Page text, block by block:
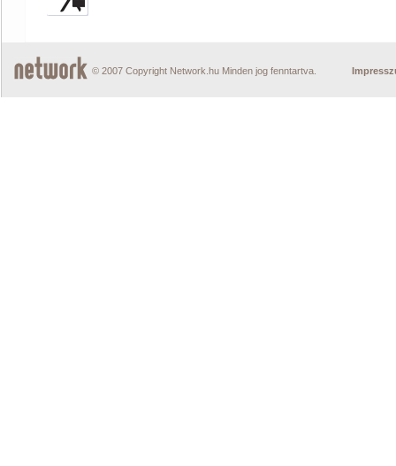
© 2007 Copyright Network.hu Minden jog fenntartva.